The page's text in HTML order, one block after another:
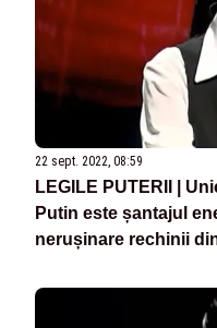
22 sept. 2022, 08:59
LEGILE PUTERII |
Putin este șantajul
nerușinare rechinii